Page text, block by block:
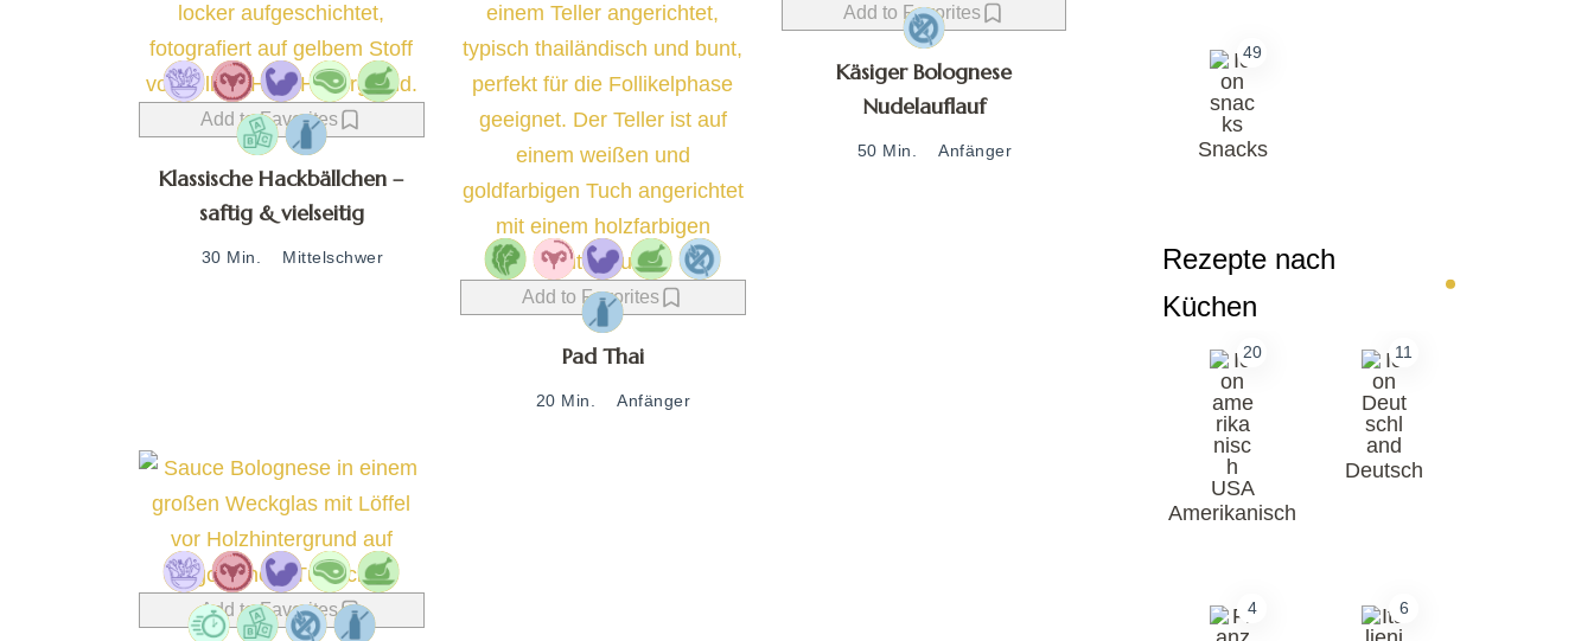
Add to Favorites
Klassische Hackbällchen –
saftig & vielseitig
30 Min. Mittelschwer
Add to Favorites
Pad Thai
20 Min. Anfänger
Add to Favorites
Käsiger Bolognese
Nudelauflauf
50 Min. Anfänger
Add to Favorites
49
Snacks
Rezepte nach
Küchen
20
Amerikanisch
11
Deutsch
4 6